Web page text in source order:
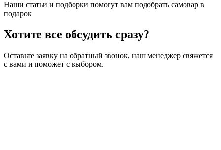
Наши статьи и подборки помогут вам подобрать самовар в
подарок
Хотите все обсудить сразу?
Оставьте заявку на обратный звонок, наш менеджер свяжется
с вами и поможет с выбором.